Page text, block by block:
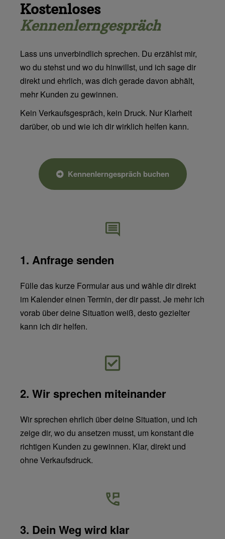
Kostenloses
Kennenlerngespräch
Lass uns unverbindlich sprechen. Du erzählst mir,
wo du stehst und wo du hinwillst, und ich sage dir
direkt und ehrlich, was dich gerade davon abhält,
mehr Kunden zu gewinnen.
Kein Verkaufsgespräch, kein Druck. Nur Klarheit
darüber, ob und wie ich dir wirklich helfen kann.
Kennenlerngespräch buchen
1. Anfrage senden
Fülle das kurze Formular aus und wähle dir direkt
im Kalender einen Termin, der dir passt. Je mehr ich
vorab über deine Situation weiß, desto gezielter
kann ich dir helfen.
2. Wir sprechen miteinander
Wir sprechen ehrlich über deine Situation, und ich
zeige dir, wo du ansetzen musst, um konstant die
richtigen Kunden zu gewinnen. Klar, direkt und
ohne Verkaufsdruck.
3. Dein Weg wird klar